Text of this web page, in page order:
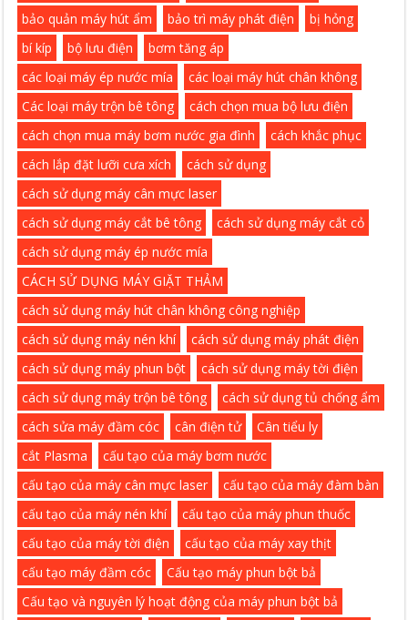
bảo quản máy hút ẩm
bảo trì máy phát điện
bị hỏng
bí kíp
bộ lưu điện
bơm tăng áp
các loại máy ép nước mía
các loại máy hút chân không
Các loại máy trộn bê tông
cách chọn mua bộ lưu điện
cách chọn mua máy bơm nước gia đình
cách khắc phục
cách lắp đặt lưỡi cưa xích
cách sử dụng
cách sử dụng máy cân mực laser
cách sử dụng máy cắt bê tông
cách sử dụng máy cắt cỏ
cách sử dụng máy ép nước mía
CÁCH SỬ DỤNG MÁY GIẶT THẢM
cách sử dụng máy hút chân không công nghiệp
cách sử dụng máy nén khí
cách sử dụng máy phát điện
cách sử dụng máy phun bột
cách sử dụng máy tời điện
cách sử dụng máy trộn bê tông
cách sử dụng tủ chống ẩm
cách sửa máy đầm cóc
cân điện tử
Cân tiểu ly
cắt Plasma
cấu tạo của máy bơm nước
cấu tạo của máy cân mực laser
cấu tạo của máy đàm bàn
cấu tạo của máy nén khí
cấu tạo của máy phun thuốc
cấu tạo của máy tời điện
cấu tạo của máy xay thịt
cấu tạo máy đầm cóc
Cấu tạo máy phun bột bả
Cấu tạo và nguyên lý hoạt động của máy phun bột bả